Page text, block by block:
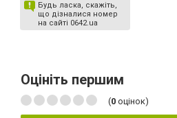
Будь ласка, скажіть,
що дізналися номер
на сайті 0642.ua
Оцініть першим
(0 оцінок)